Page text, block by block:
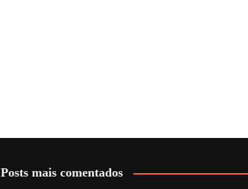
Posts mais comentados